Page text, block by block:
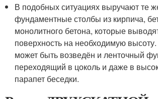
В подобных ситуациях выручают те
фундаментные столбы из кирпича,
монолитного бетона, которые
поверхность на необходимую
может быть возведён и ленточный
переходящий в цоколь и даже в
парапет беседки.